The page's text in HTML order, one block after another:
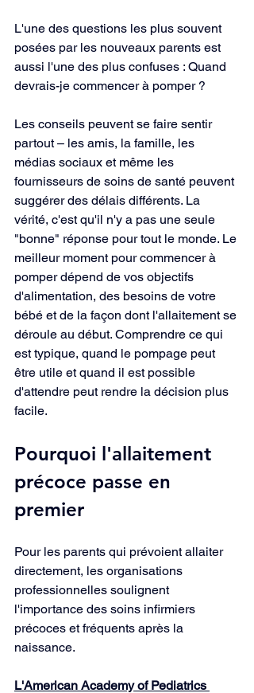
L'une des questions les plus souvent
posées par les nouveaux parents est
aussi l'une des plus confuses : Quand
devrais-je commencer à pomper ?
Les conseils peuvent se faire sentir
partout – les amis, la famille, les
médias sociaux et même les
fournisseurs de soins de santé peuvent
suggérer des délais différents. La
vérité, c'est qu'il n'y a pas une seule
"bonne" réponse pour tout le monde. Le
meilleur moment pour commencer à
pomper dépend de vos objectifs
d'alimentation, des besoins de votre
bébé et de la façon dont l'allaitement se
déroule au début. Comprendre ce qui
est typique, quand le pompage peut
être utile et quand il est possible
d'attendre peut rendre la décision plus
facile.
Pourquoi l'allaitement
précoce passe en
premier
Pour les parents qui prévoient allaiter
directement, les organisations
professionnelles soulignent
l'importance des soins infirmiers
précoces et fréquents après la
naissance.
L'American Academy of Pediatrics